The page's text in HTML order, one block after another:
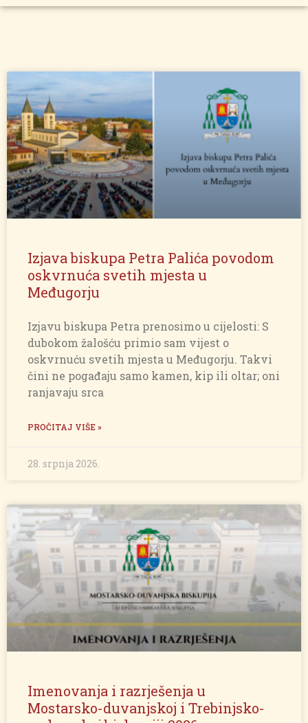
Izjava biskupa Petra Palića povodom
oskvrnuća svetih mjesta u
Međugorju
Izjavu biskupa Petra prenosimo u cijelosti: S
dubokom žalošću primio sam vijest o
oskvrnuću svetih mjesta u Međugorju. Takvi
čini ne pogađaju samo kamen, kip ili oltar; oni
ranjavaju srca
PROČITAJ VIŠE »
28. srpnja 2026.
Imenovanja i razrješenja u
Mostarsko-duvanjskoj i Trebinjsko-